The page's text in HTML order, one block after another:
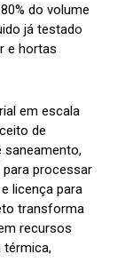
do volume
já testado
e hortas
em escala
de
saneamento,
para processar
licença para
transforma
recursos
térmica,